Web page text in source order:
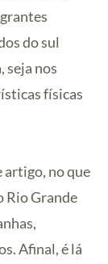
do sul
seja nos
físicas
artigo, no que
Rio Grande
Afinal, é lá